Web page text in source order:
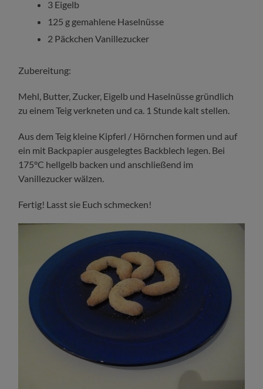
3 Eigelb
125 g gemahlene Haselnüsse
2 Päckchen Vanillezucker
Zubereitung:
Mehl, Butter, Zucker, Eigelb und Haselnüsse gründlich
zu einem Teig verkneten und ca. 1 Stunde kalt stellen.
Aus dem Teig kleine Kipferl / Hörnchen formen und auf
ein mit Backpapier ausgelegtes Backblech legen. Bei
175°C hellgelb backen und anschließend im
Vanillezucker wälzen.
Fertig! Lasst sie Euch schmecken!